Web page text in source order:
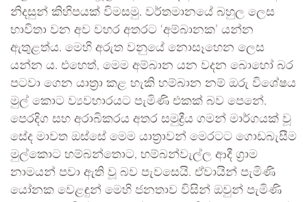
නිදසුන් කිහිපයක් විමසමු. වර්තමානයේ බහුල ලෙස
භාවිතා වන අව වහර අතරට ‘අම්බානක’ යන්න
ඇතුළත්ය. මෙහි අරුත වනුයේ නොසෑහෙන ලෙස
යන්න ය. එහෙත්, මෙම අම්බාන යන වදන බොහෝ බර
පටවා ගෙන යාත්‍රා කළ හැකි හම්බාන නම් ඔරු විශේෂය
මුල් කොට ව්‍යවහාරයට පැමිණි එකක් බව පෙනේ.
පෙරදිග සහ අරාබිකරය අතර සමුද්‍රීය ගමන් මාර්ගයක් වූ
සේද මාවත ඔස්සේ මෙම යාත්‍රාවන් මෙරටට ගොඩබැසීම
මුල්කොට හම්බන්තොට, හම්බන්වැල්ල ආදී ග්‍රාම
නාමයන් පවා ඇති වූ බව පැවසෙයි. ඒවායින් පැමිණි
යෝනක වෙළඳුන් මෙහි ජනතාව විසින් ඔවුන් පැමිණි